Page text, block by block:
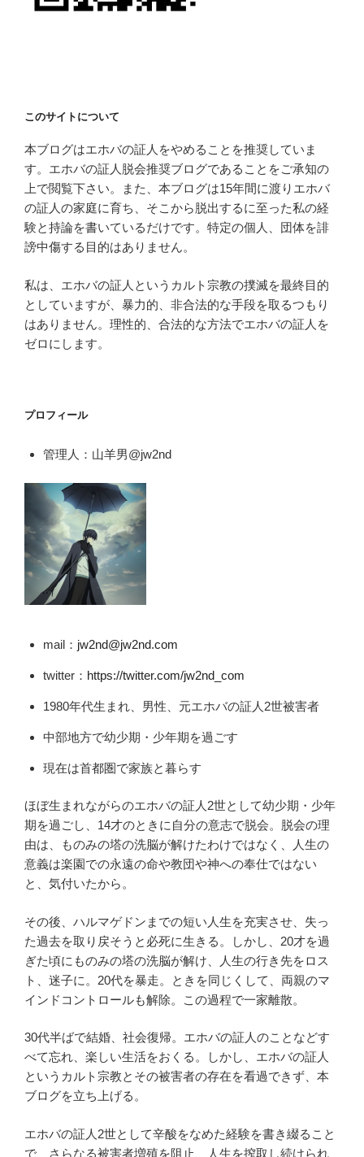
このサイトについて
本ブログはエホバの証人をやめることを推奨していま
す。エホバの証人脱会推奨ブログであることをご承知の
上で閲覧下さい。また、本ブログは15年間に渡りエホバ
の証人の家庭に育ち、そこから脱出するに至った私の経
験と持論を書いているだけです。特定の個人、団体を誹
謗中傷する目的はありません。
私は、エホバの証人というカルト宗教の撲滅を最終目的
としていますが、暴力的、非合法的な手段を取るつもり
はありません。理性的、合法的な方法でエホバの証人を
ゼロにします。
プロフィール
管理人：山羊男@jw2nd
mail： jw2nd@jw2nd.com
twitter： https://twitter.com/jw2nd_com
1980年代生まれ、男性、元エホバの証人2世被害者
中部地方で幼少期・少年期を過ごす
現在は首都圏で家族と暮らす
ほぼ生まれながらのエホバの証人2世として幼少期・少年
期を過ごし、14才のときに自分の意志で脱会。脱会の理
由は、ものみの塔の洗脳が解けたわけではなく、人生の
意義は楽園での永遠の命や教団や神への奉仕ではない
と、気付いたから。
その後、ハルマゲドンまでの短い人生を充実させ、失っ
た過去を取り戻そうと必死に生きる。しかし、20才を過
ぎた頃にものみの塔の洗脳が解け、人生の行き先をロス
ト、迷子に。20代を暴走。ときを同じくして、両親のマ
インドコントロールも解除。この過程で一家離散。
30代半ばで結婚、社会復帰。エホバの証人のことなどす
べて忘れ、楽しい生活をおくる。しかし、エホバの証人
というカルト宗教とその被害者の存在を看過できず、本
ブログを立ち上げる。
エホバの証人2世として辛酸をなめた経験を書き綴ること
で、さらなる被害者増殖を阻止、人生を搾取し続けられ